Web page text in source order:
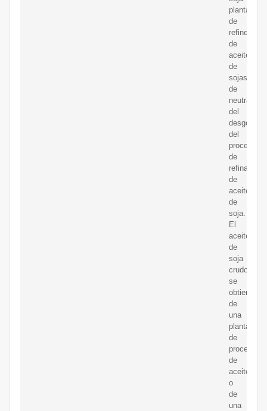
planta
de
refinería
de
aceite
de
de
del
del
proceso
de
refinación
de
aceite
de
soja.
El
aceite
de
soja
crudo
se
obtiene
de
una
planta
de
de
aceite
o
de
una